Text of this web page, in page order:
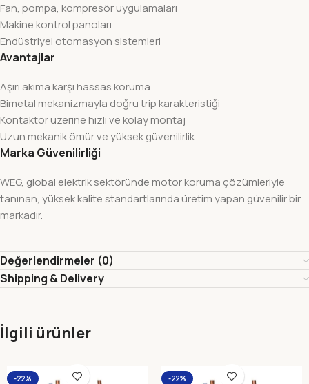
Fan, pompa, kompresör uygulamaları
Makine kontrol panoları
Endüstriyel otomasyon sistemleri
Avantajlar
Aşırı akıma karşı hassas koruma
Bimetal mekanizmayla doğru trip karakteristiği
Kontaktör üzerine hızlı ve kolay montaj
Uzun mekanik ömür ve yüksek güvenilirlik
Marka Güvenilirliği
WEG, global elektrik sektöründe motor koruma çözümleriyle
tanınan, yüksek kalite standartlarında üretim yapan güvenilir bir
markadır.
Değerlendirmeler (0)
Shipping & Delivery
İlgili ürünler
-22%
-22%